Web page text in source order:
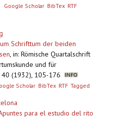
Google Scholar BibTex RTF
Schrifttum der beiden
, in: Römische Quartalschrift
und für
40 (1932), 105-176
Scholar BibTex RTF Tagged
para el estudio del rito